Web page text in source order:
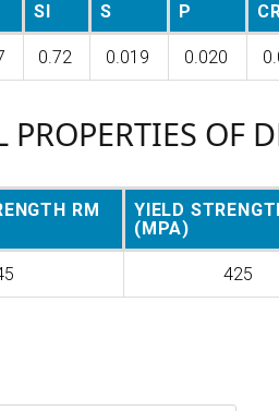
SI S P
0.72 0.019 0.020
OF
RM
YIELD
(MPA)
425